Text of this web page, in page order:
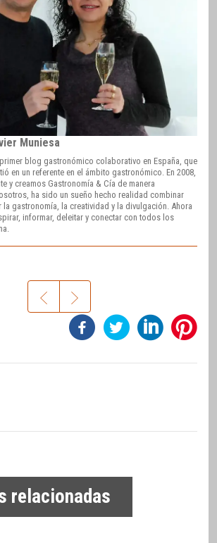
Muniesa
blog gastronómico colaborativo en España, que
en un referente en el ámbito gastronómico. En 2008,
y creamos Gastronomía & Cía de manera
ha sido un sueño hecho realidad combinar
gastronomía, la creatividad y la divulgación. Ahora
informar, deleitar y conectar con todos los
relacionadas